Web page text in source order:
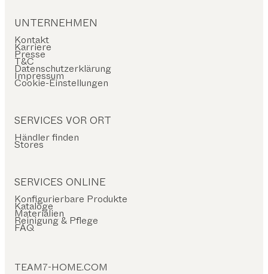
UNTERNEHMEN
Kontakt
Karriere
Presse
T&C
Datenschutzerklärung
Impressum
Cookie-Einstellungen
SERVICES VOR ORT
Händler finden
Stores
SERVICES ONLINE
Konfigurierbare Produkte
Kataloge
Materialien
Reinigung & Pflege
FAQ
TEAM7-HOME.COM